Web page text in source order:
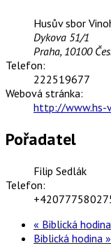
Husův sbor
Dykova 51/1
Praha, 10100
Telefon:
222519677
Webová stránka:
http://www.hs-
Pořadatel
Filip Sedlák
Telefon:
« Biblická
Biblická hodina »